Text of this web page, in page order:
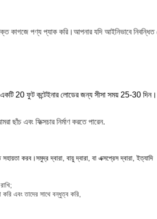
কাগজে পণ্য প্যাক করি।আপনার যদি আইনিভাবে নিবন্ধিত
একটি 20 ফুট কন্টেইনার লোডের জন্য সীসা সময় 25-30 দিন।
এবং ফিক্সচার নির্মাণ করতে পারেন.
করব।সমুদ্র দ্বারা, বায়ু দ্বারা, বা এক্সপ্রেস দ্বারা, ইত্যাদি
এবং তাদের সাথে বন্ধুত্ব করি,